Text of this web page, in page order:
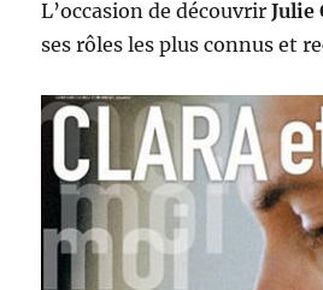
L’occasion de découvrirJulie
ses rôles les plus connus et